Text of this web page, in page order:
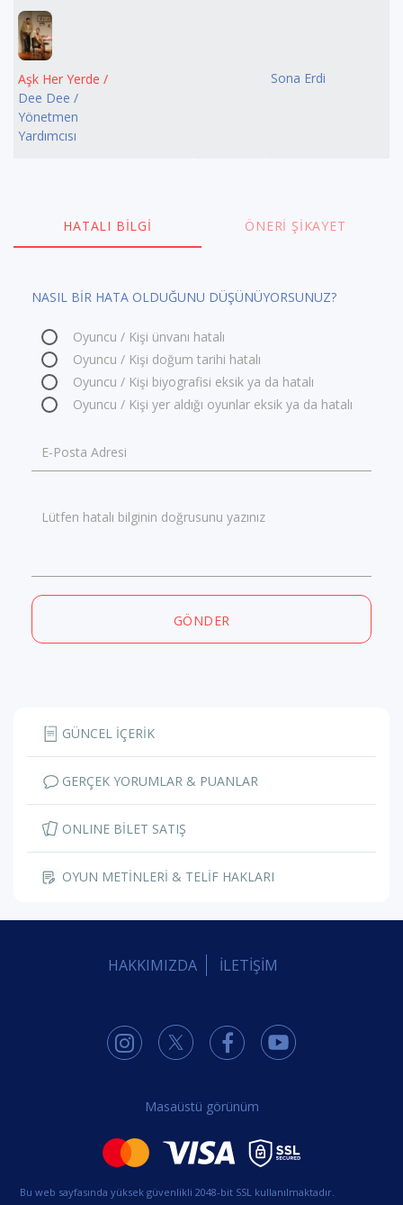
Aşk Her Yerde /
Dee Dee /
Yönetmen
Yardımcısı
Sona Erdi
HATALI BILGI ÖNERI ŞIKAYET
NASIL BİR HATA OLDUĞUNU DÜŞÜNÜYORSUNUZ?
Oyuncu / Kişi ünvanı hatalı
Oyuncu / Kişi doğum tarihi hatalı
Oyuncu / Kişi biyografisi eksik ya da hatalı
Oyuncu / Kişi yer aldığı oyunlar eksik ya da hatalı
E-Posta Adresi
Lütfen hatalı bilginin doğrusunu yazınız
GÖNDER
GÜNCEL İÇERİK
GERÇEK YORUMLAR & PUANLAR
ONLINE BİLET SATIŞ
OYUN METİNLERİ & TELİF HAKLARI
HAKKIMIZDA İLETİŞİM
Masaüstü görünüm
Bu web sayfasında yüksek güvenlikli 2048-bit SSL kullanılmaktadır.